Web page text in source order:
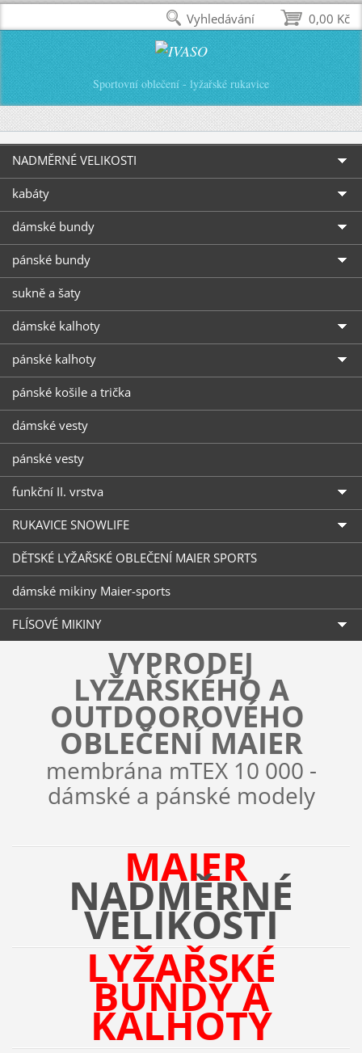
Sportovní oblečení - lyžařské rukavice
NADMĚRNÉ VELIKOSTI
kabáty
dámské bundy
pánské bundy
sukně a šaty
dámské kalhoty
pánské kalhoty
pánské košile a trička
dámské vesty
pánské vesty
funkční II. vrstva
RUKAVICE SNOWLIFE
DĚTSKÉ LYŽAŘSKÉ OBLEČENÍ MAIER SPORTS
dámské mikiny Maier-sports
FLÍSOVÉ MIKINY
VÝPRODEJ
LYŽAŘSKÉHO A
OUTDOOROVÉHO
OBLEČENÍ MAIER
membrána mTEX 10 000 -
dámské a pánské modely
MAIER
NADMĚRNÉ
VELIKOSTI
LYŽAŘSKÉ
BUNDY A
KALHOTY
0,00 Kč
Vyhledávání